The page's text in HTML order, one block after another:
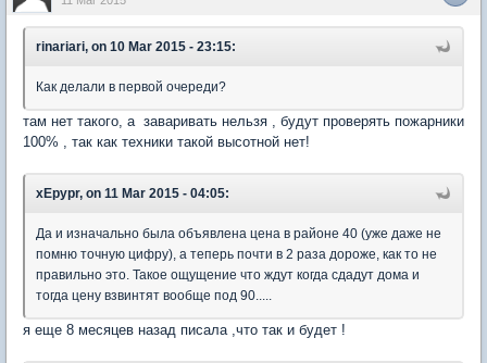
rinariari, on 10 Mar 2015 - 23:15:
Как делали в первой очереди?
там нет такого, а заваривать нельзя , будут проверять пожарники
100% , так как техники такой высотной нет!
xEpypr, on 11 Mar 2015 - 04:05:
Да и изначально была объявлена цена в районе 40 (уже даже не
помню точную цифру), а теперь почти в 2 раза дороже, как то не
правильно это. Такое ощущение что ждут когда сдадут дома и
тогда цену взвинтят вообще под 90.....
я еще 8 месяцев назад писала ,что так и будет !